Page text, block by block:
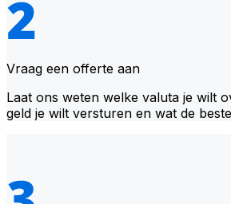
Vraag een offerte aan
Laat ons weten welke valuta je wilt
geld je wilt versturen en wat de